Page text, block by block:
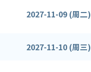
2027-11-09 (周二)
2027-11-10 (周三)